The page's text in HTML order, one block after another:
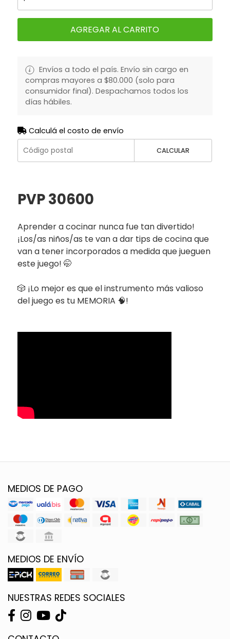
AGREGAR AL CARRITO
Envíos a todo el país. Envío sin cargo en
compras mayores a $80.000 (solo para
consumidor final). Despachamos todos los
días hábiles.
Calculá el costo de envío
CALCULAR
PVP 30600
Aprender a cocinar nunca fue tan divertido!
¡Los/as niños/as te van a dar tips de cocina que
van a tener incorporados a medida que jueguen
este juego! 🤭
🎲 ¡Lo mejor es que el instrumento más valioso
del juego es tu MEMORIA 🧠!
MEDIOS DE PAGO
MEDIOS DE ENVÍO
NUESTRAS REDES SOCIALES